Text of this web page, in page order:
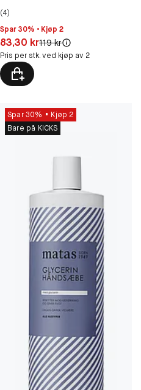
(4)
Spar 30% • Kjøp 2
Pris: 83,30 kr
83,30 krOriginal pris:
119 kr
Pris per stk. ved kjøp av 2
Spar 30%
Kjøp 2
Bare på KICKS